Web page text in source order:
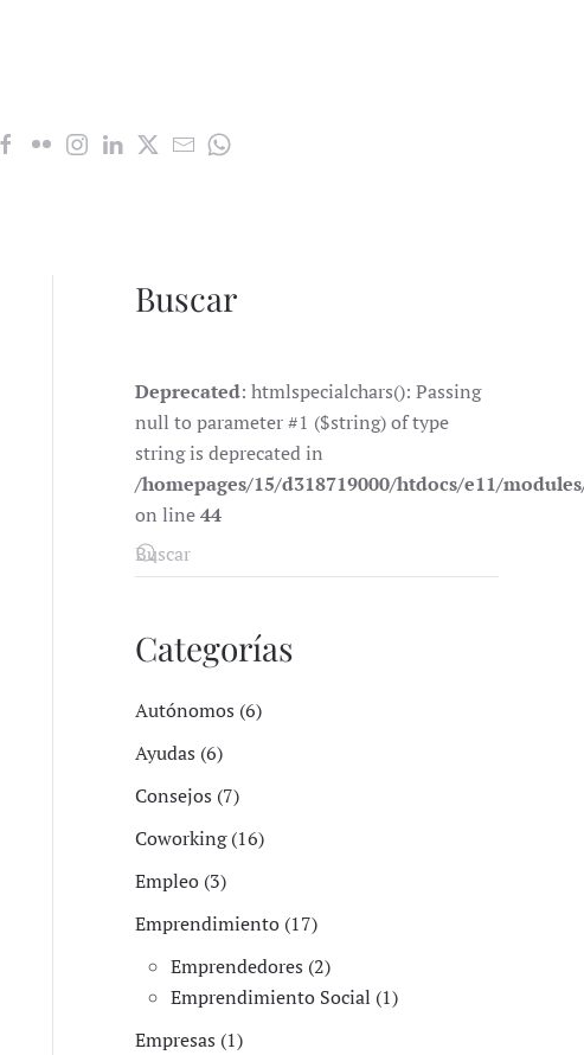
Buscar
Deprecated: htmlspecialchars(): Passing
null to parameter #1 ($string) of type
string is deprecated in
/homepages/15/d318719000/htdocs/e11/
on line44
Categorías
Autónomos (6)
Ayudas (6)
Consejos (7)
Coworking (16)
Empleo (3)
Emprendimiento (17)
Emprendedores (2)
Emprendimiento Social (1)
Empresas (1)